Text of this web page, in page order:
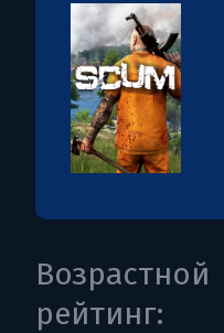
Возрастной
рейтинг: